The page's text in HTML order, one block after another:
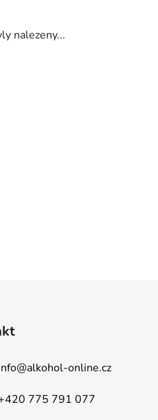
nalezeny...
@alkohol-online.cz
775 791 077